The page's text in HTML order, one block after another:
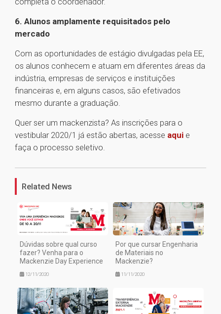
6. Alunos amplamente requisitados pelo
mercado
Com as oportunidades de estágio divulgadas pela EE,
os alunos conhecem e atuam em diferentes áreas da
indústria, empresas de serviços e instituições
financeiras e, em alguns casos, são efetivados
mesmo durante a graduação.
Quer ser um mackenzista? As inscrições para o
vestibular 2020/1 já estão abertas, acesse aqui e
faça o processo seletivo.
Related News
Dúvidas sobre qual curso
fazer? Venha para o
Mackenzie Day Experience
12/11/2020
Por que cursar Engenharia
de Materiais no
Mackenzie?
11/11/2020